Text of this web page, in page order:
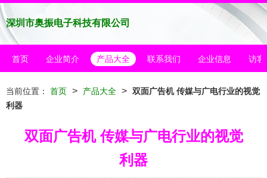
深圳市奥振电子科技有限公司
首页 企业简介 产品大全 联系我们 企业信息 访客
当前位置： 首页 > 产品大全 > 双面广告机 传媒与广电行业的视觉
利器
双面广告机 传媒与广电行业的视觉
利器